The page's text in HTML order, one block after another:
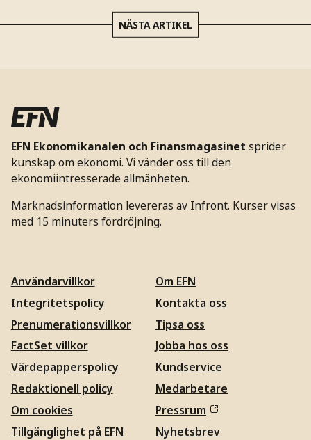
NÄSTA ARTIKEL
EFN Ekonomikanalen och Finansmagasinet sprider
kunskap om ekonomi. Vi vänder oss till den
ekonomiintresserade allmänheten.
Marknadsinformation levereras av Infront. Kurser visas
med 15 minuters fördröjning.
Användarvillkor
Integritetspolicy
Prenumerationsvillkor
FactSet villkor
Värdepapperspolicy
Redaktionell policy
Om cookies
Tillgänglighet på EFN
Om EFN
Kontakta oss
Tipsa oss
Jobba hos oss
Kundservice
Medarbetare
Pressrum
Nyhetsbrev